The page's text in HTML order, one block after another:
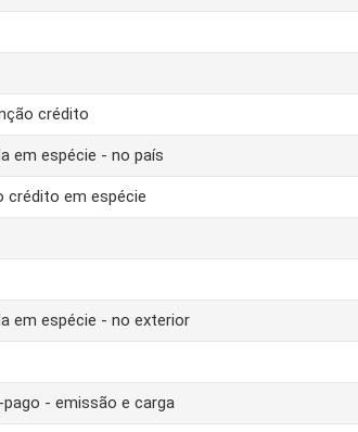
crédito
em espécie - no país
crédito em espécie
em espécie - no exterior
- emissão e carga